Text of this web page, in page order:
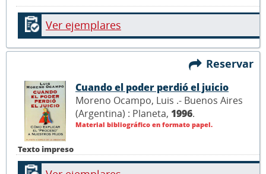
Ver ejemplares
Reservar
Texto impreso
Cuando el poder perdió el juicio
Moreno Ocampo, Luis .- Buenos Aires
(Argentina) : Planeta, 1996.
Material bibliográfico en formato papel.